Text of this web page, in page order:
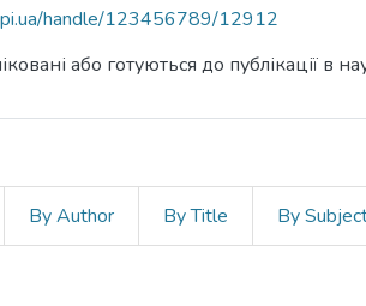
handle/123456789/12912
або готуються до публікації в
By Author By Title By